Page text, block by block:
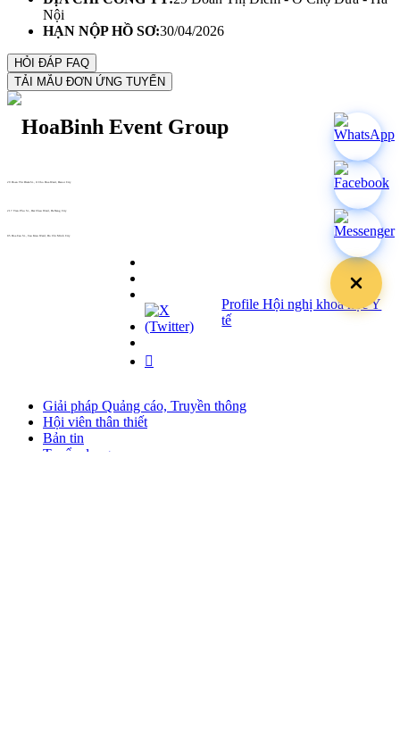
Nội
HẠN NỘP HỒ SƠ:30/04/2026
29 Doan Thi Diem St., O Cho Dua Ward, Hanoi City
217 Tran Phu St., Hai Chau Ward, Da Nang City
05 Hoa Cau St., Cau Kieu Ward, Ho Chi Minh City
Profile Hội nghị khoa học Y
tế
Giải pháp Quảng cáo, Truyền thông
Hội viên thân thiết
Bản tin
Tuyển dụng